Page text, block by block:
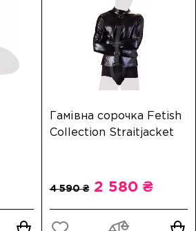
Гамівна сорочка Fetish
Collection Straitjacket
2 580 ₴